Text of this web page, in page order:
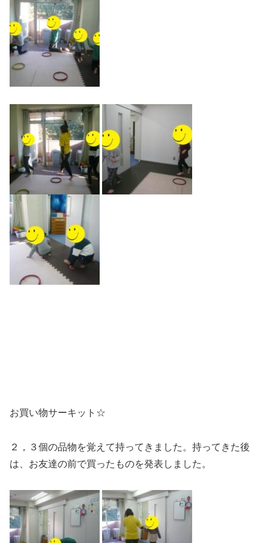
お買い物サーキット☆
２，３個の品物を覚えて持ってきました。持ってきた後
は、お友達の前で買ったものを発表しました。